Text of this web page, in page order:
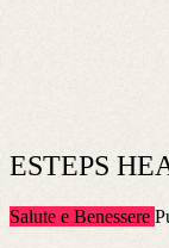
ESTEPS
Salute e Benessere